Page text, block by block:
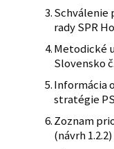
Schválenie
rady SPR
Metodické
Slovensko
Informácia
stratégie
Zoznam
(návrh 1.2.2)